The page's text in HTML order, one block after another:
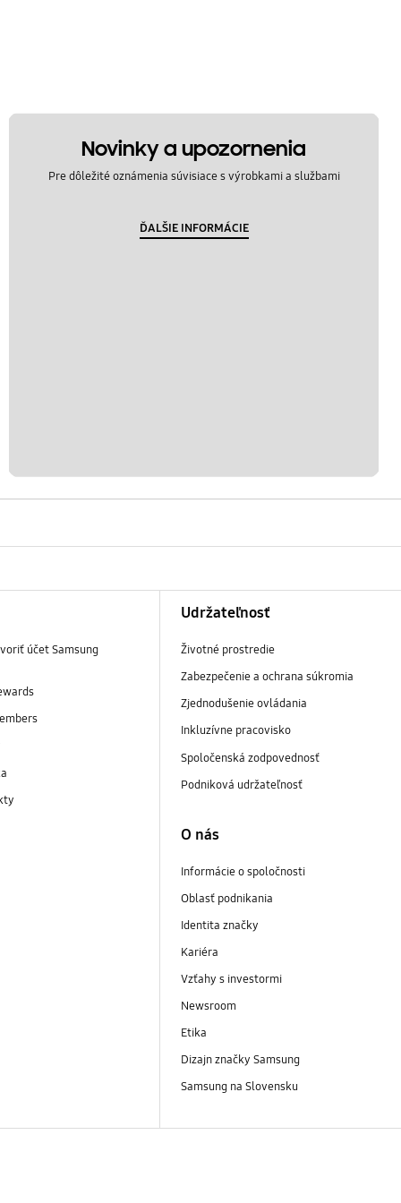
Novinky a upozornenia
Pre dôležité oznámenia súvisiace s výrobkami a službami
ĎALŠIE INFORMÁCIE
účet Samsung
Udržateľnosť
Životné prostredie
Zabezpečenie a ochrana súkromia
Zjednodušenie ovládania
Inkluzívne pracovisko
Spoločenská zodpovednosť
Podniková udržateľnosť
O nás
Informácie o spoločnosti
Oblasť podnikania
Identita značky
Kariéra
Vzťahy s investormi
Newsroom
Etika
Dizajn značky Samsung
Samsung na Slovensku